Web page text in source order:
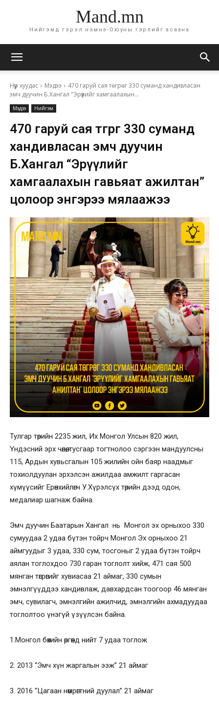
Mand.mn
Нийгэмд гэрэл нэмнэ-Оюуны гэрлийг асаана
Нүүр хуудас Мэдээ
470 гаруй сая төгрөг 330 суманд хандивласан
эмч дуучин Б.Хангал "Эрүүлийг хамгаалахын...
Мэдээ Нийгэм
470 гаруй сая төгрөг 330 суманд
хандивласан эмч дуучин
Б.Хангал “Эрүүлийг
хамгаалахын гавьяат ажилтан”
цолоор энгэрээ мялаажээ
Тулгар төрийн 2235 жил, Их Монгол Улсын 820 жил,
Үндэсний эрх чөлөө, тусгаар тогтнолоо сэргээн мандуулсны
115, Ардын хувьсгалын 105 жилийн ойн баяр наадмыг
тохиолдуулан эрхэлсэн ажилдаа амжилт гаргасан
хүмүүсийг Ерөнхийлөгч У.Хүрэлсүх төрийн дээд одон,
медалиар шагнаж байна.
Эмч дуучин Баатарын Хангал нь Монгол эх орныхоо 330
сумуудаа 2 удаа бүтэн тойрч Монгол Эх орныхоо 21
аймгуудыг 3 удаа, 330 сум, тосгоныг 2 удаа бүтэн тойрч
аялан тоглохдоо 730 гаран тоглолт хийж, 471 сая 500
мянган төгрөгийг хувиасаа 21 аймаг, 330 сумын
эмнэлгүүддээ хандивлаж, давхардсан тоогоор 46 мянган
эмч, сувилагч, эмнэлгийн ажилчид, эмнэлгийн ахмадуудаа
тоглолтоо үнэгүй үзүүлсэн байна.
1.Монгол бөхийн өргөөнд нийт 7 удаа тоглож
2. 2013 “Эмч хүн жаргалын ээж” 21 аймаг
3. 2016 “Цагаан нөмрөгтний дуулал” 21 аймаг